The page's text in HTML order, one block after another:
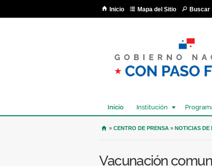
Inicio Mapa del Sitio Buscar
Inicio Institución
USTED SE ENCUENTRA
» CENTRO DE PRENSA » NOTICIAS DE
Vacunación